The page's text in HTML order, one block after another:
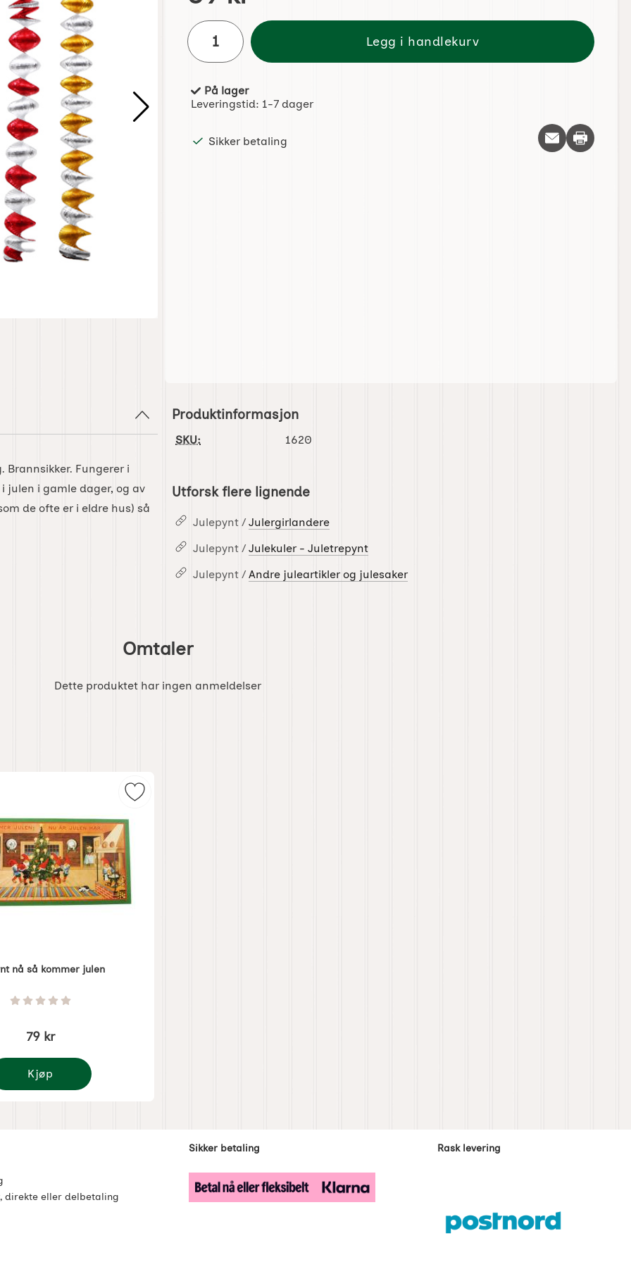
antall
Legg i handlekurv
Produkttilgjengelighet:
På lager
Leveringstid: 1-7 dager
Sikker betaling Skriv ut
Fungerer i
julen i gamle dager, og av
de ofte er i eldre hus) så
Produktinformasjon
SKU: 1620
Utforsk flere lignende
Julepynt / Julergirlandere
Julepynt / Julekuler - Juletrepynt
Julepynt / Andre juleartikler og julesaker
Omtaler
Dette produktet har ingen anmeldelser
flagg som favoritt
nå så kommer julen
Vurdering: 0 Stjerne av 5
79 kr
Kjøp
nå så kommer julen
Merk julpynt nå så kommer julen som favoritt
direkte eller delbetaling
Sikker betaling Rask levering